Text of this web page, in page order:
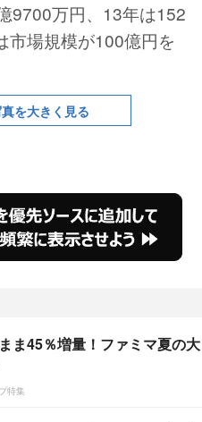
9700万円、13年は152
市場規模が100億円を
を大きく見る
ま45％増量！ファミマ夏の大
特集